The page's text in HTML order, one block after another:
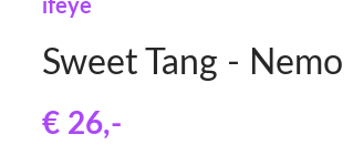
ifeye
Sweet Tang - Nemo
€ 26,-